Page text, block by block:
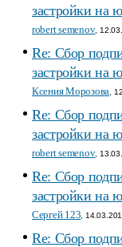
застройки на
robert semenov,
Re: Сбор
застройки на
Ксения Морозова ,
Re: Сбор
застройки на
robert semenov,
Re: Сбор
застройки на
Сергей 123 ,
Re: Сбор